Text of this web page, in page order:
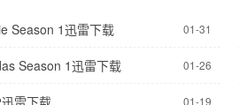
01-31
Season 1迅雷下载
01-26
Season 1迅雷下载
01-19